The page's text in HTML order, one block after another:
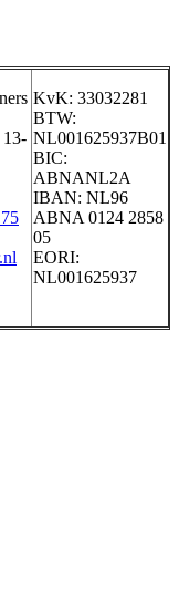
13-
KvK: 33032281
BTW:
NL001625937B01
BIC:
ABNANL2A
IBAN: NL96
ABNA 0124 2858
05
EORI:
NL001625937